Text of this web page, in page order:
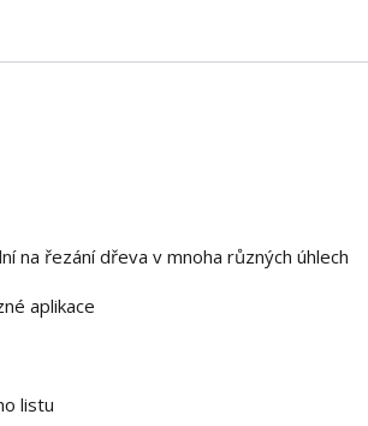
na řezání dřeva v mnoha různých úhlech
aplikace
listu